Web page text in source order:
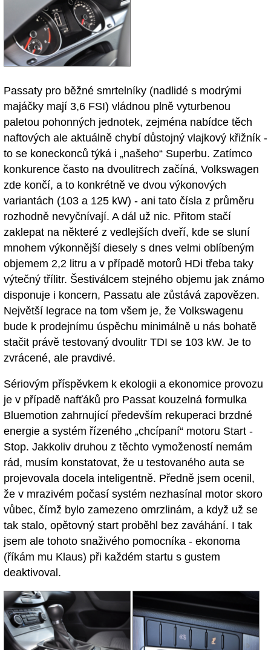
Passaty pro běžné smrtelníky (nadlidé s modrými
majáčky mají 3,6 FSI) vládnou plně vyturbenou
paletou pohonných jednotek, zejména nabídce těch
naftových ale aktuálně chybí důstojný vlajkový křižník -
to se koneckonců týká i „našeho“ Superbu. Zatímco
konkurence často na dvoulitrech začíná, Volkswagen
zde končí, a to konkrétně ve dvou výkonových
variantách (103 a 125 kW) - ani tato čísla z průměru
rozhodně nevyčnívají. A dál už nic. Přitom stačí
zaklepat na některé z vedlejších dveří, kde se sluní
mnohem výkonnější diesely s dnes velmi oblíbeným
objemem 2,2 litru a v případě motorů HDi třeba taky
výtečný třílitr. Šestiválcem stejného objemu jak známo
disponuje i koncern, Passatu ale zůstává zapovězen.
Největší legrace na tom všem je, že Volkswagenu
bude k prodejnímu úspěchu minimálně u nás bohatě
stačit právě testovaný dvoulitr TDI se 103 kW. Je to
zvrácené, ale pravdivé.
Sériovým příspěvkem k ekologii a ekonomice provozu
je v případě nafťáků pro Passat kouzelná formulka
Bluemotion zahrnující především rekuperaci brzdné
energie a systém řízeného „chcípaní“ motoru Start -
Stop. Jakkoliv druhou z těchto vymožeností nemám
rád, musím konstatovat, že u testovaného auta se
projevovala docela inteligentně. Předně jsem ocenil,
že v mrazivém počasí systém nezhasínal motor skoro
vůbec, čímž bylo zamezeno omrzlinám, a když už se
tak stalo, opětovný start proběhl bez zaváhání. I tak
jsem ale tohoto snaživého pomocníka - ekonoma
(říkám mu Klaus) při každém startu s gustem
deaktivoval.